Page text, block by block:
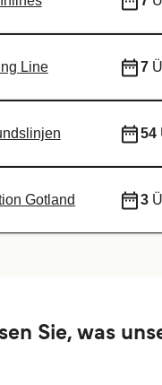
Line 7
54
Gotland 3
Sie, was